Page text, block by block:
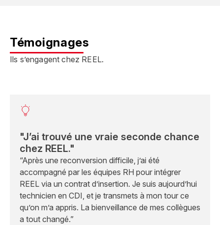
Témoignages
Ils s’engagent chez REEL.
"J’ai trouvé une vraie seconde chance
chez REEL."
“Après une reconversion difficile, j’ai été
accompagné par les équipes RH pour intégrer
REEL via un contrat d’insertion. Je suis aujourd’hui
technicien en CDI, et je transmets à mon tour ce
qu’on m’a appris. La bienveillance de mes collègues
a tout changé.”